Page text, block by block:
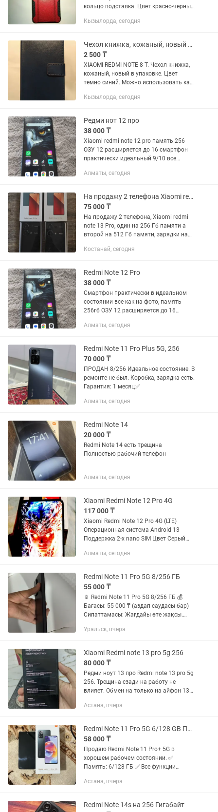
кольцо подставка. Цвет красно-черный
получилось надо смотреть. Цена 1000
Кызылорда, сегодня
Чехол книжка, кожаный, новый в упаковке. Xiaomi redmi note 8 T
2 500 ₸
XIAOMI REDMI NOTE 8 T. Чехол книжка,
кожаный, новый в упаковке. Цвет
темно синий. Можно использовать как
Качество отличное. Цена 2500тг. Торг
Кызылорда, сегодня
Редми нот 12 про
38 000 ₸
Хiaomi redmi note 12 pro память 256
ОЗУ 12 расширяется до 16 смартфон
практически идеальный 9/10 все
смартфон поддерживает все игры и
Алматы, сегодня
На продажу 2 телефона Xiaomi redmi note 13 pro, 1 на 256 Гб а 2 на 512 гб
75 000 ₸
На продажу 2 телефона, Xiaomi redmi
note 13 Pro, один на 256 Гб памяти а
второй на 512 Гб памяти, зарядки на
тенге каждый телефон
Костанай, сегодня
Redmi Note 12 Pro
38 000 ₸
Смартфон практически в идеальном
состоянии все как на фото, память
256гб ОЗУ 12 расширяется до 16
Смартфон мощный и довольно
приложения....
Алматы, сегодня
Redmi Note 11 Pro Plus 5G, 256
70 000 ₸
ПРОДАН 8/256 Идеальное состояние. В
ремонте не был. Коробка, зарядка есть.
Гарантия: 1 месяц✅
Алматы, сегодня
Redmi Note 14
20 000 ₸
Redmi Note 14 есть трещина
Полностью рабочий телефон
Алматы, сегодня
Xiaomi Redmi Note 12 Pro 4G
117 000 ₸
Xiaomi Redmi Note 12 Pro 4G (LTE)
Операционная система Android 13
Поддержка 2-х nano SIM Цвет Серый
Vision Процессор 8-ядерный Qualcomm
Алматы, сегодня
Redmi Note 11 Pro 5G 8/256 ГБ
55 000 ₸
📱 Redmi Note 11 Pro 5G 8/256 ГБ 💰
Бағасы: 55 000 ₸ (аздап саудасы бар)
Сипаттамасы: Жағдайы өте жақсы.
Процессор: MediaTek Dimensity 920
Уральск, вчера
Xiaomi Redmi note 13 pro 5g 256
80 000 ₸
Редми ноут 13 про Redmi note 13 pro 5g
256. Трещина сзади на работу не
влияет. Обмен на только на айфон 13
Астана, вчера
Redmi Note 11 Pro 5G 6/128 GB Полный комплект
58 000 ₸
Продаю Redmi Note 11 Pro+ 5G в
хорошем рабочем состоянии. ✅
Память: 6/128 ГБ ✅ Все функции
камеры, динамики, отпечаток, зарядка
Астана, вчера
Redmi Note 14s на 256 Гигабайт